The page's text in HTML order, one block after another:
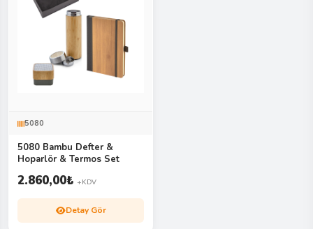
5080
5080 Bambu Defter &
Hoparlör & Termos Set
2.860,00₺ +KDV
Detay Gör